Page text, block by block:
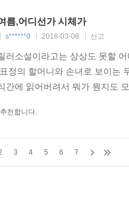
름,어디선가 시체가
s******0 2018-03-08 신고
러소설이라고는 상상도 못할
정의 할머니와 손녀로 보이는
간에 읽어버려서 뭐가 뭔지도
천합니다.
3 4 5 6 7